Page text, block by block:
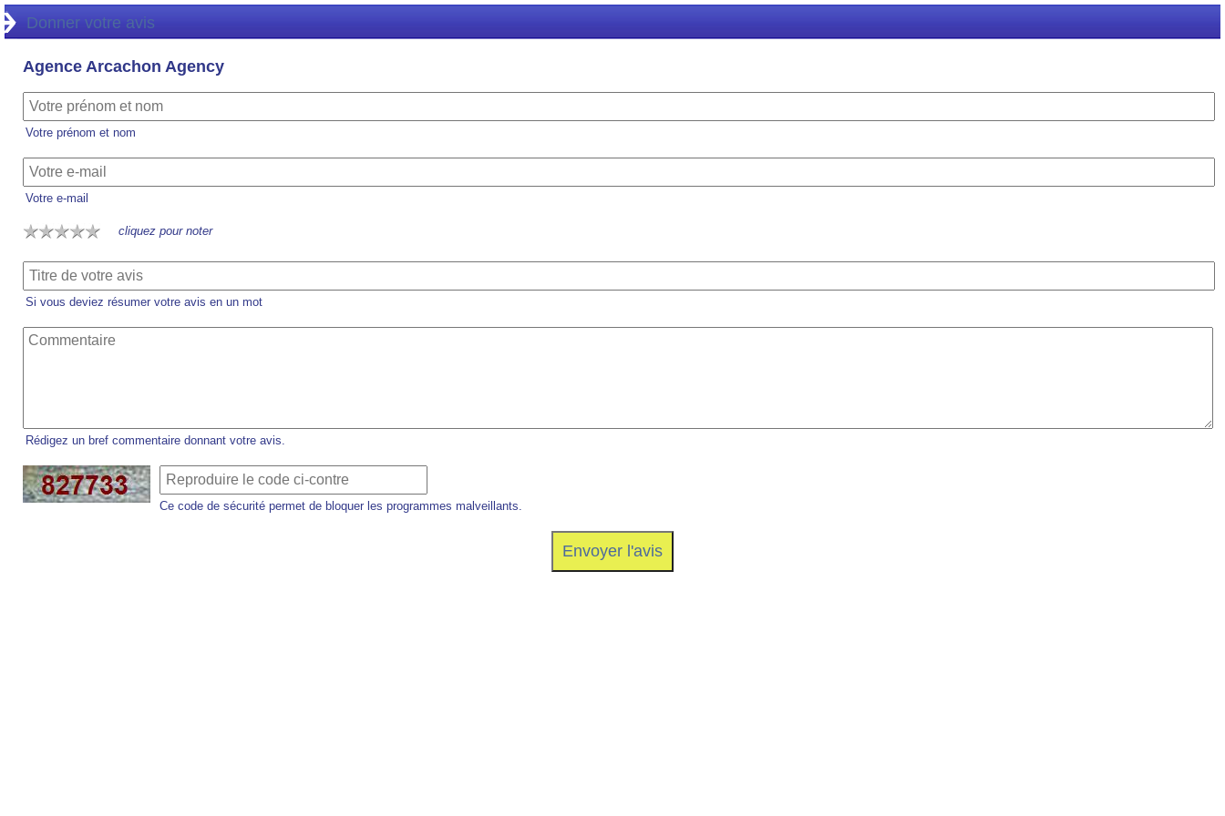
Donner votre avis
Agence Arcachon Agency
Votre prénom et nom
Votre e-mail
cliquez pour noter
Si vous deviez résumer votre avis en un mot
Rédigez un bref commentaire donnant votre avis.
Ce code de sécurité permet de bloquer les programmes malveillants.